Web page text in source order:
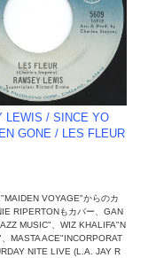
LEWIS ‎/ SINCE YO
GONE / LES FLEUR
VOYAGE"からのカ
RIPERTONもカバー、GAN
MUSIC"、WIZ KHALIFA"N
MASTA ACE"INCORPORAT
NITE LIVE (L.A. JAY R